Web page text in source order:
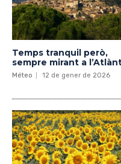
Temps tranquil però,
sempre mirant a
Méteo 12 de gener de 2026